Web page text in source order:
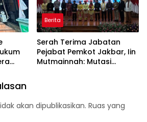
Berita
Serah Terima Jabatan
Pejabat Pemkot Jakbar, Iin
Mutmainnah: Mutasi
akan dipublikasikan. Ruas yang